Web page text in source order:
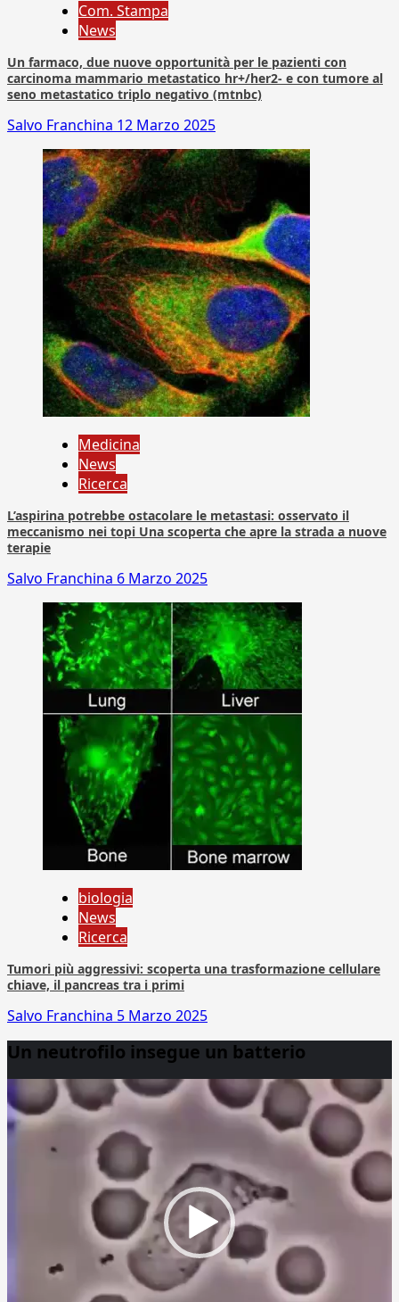
Com. Stampa
News
Un farmaco, due nuove opportunità per le pazienti con
carcinoma mammario metastatico hr+/her2- e con tumore al
seno metastatico triplo negativo (mtnbc)
Salvo Franchina 12 Marzo 2025
Medicina
News
Ricerca
L’aspirina potrebbe ostacolare le metastasi: osservato il
meccanismo nei topi Una scoperta che apre la strada a nuove
terapie
Salvo Franchina 6 Marzo 2025
biologia
News
Ricerca
Tumori più aggressivi: scoperta una trasformazione cellulare
chiave, il pancreas tra i primi
Salvo Franchina 5 Marzo 2025
Un neutrofilo insegue un batterio
Player